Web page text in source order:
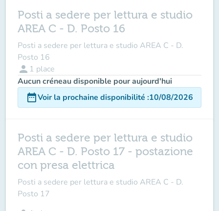
Posti a sedere per lettura e studio
AREA C - D. Posto 16
Posti a sedere per lettura e studio AREA C - D.
Posto 16
person 1 place
Aucun créneau disponible pour aujourd'hui
date_rangeVoir la prochaine disponibilité :10/08/2026
Posti a sedere per lettura e studio
AREA C - D. Posto 17 - postazione
con presa elettrica
Posti a sedere per lettura e studio AREA C - D.
Posto 17